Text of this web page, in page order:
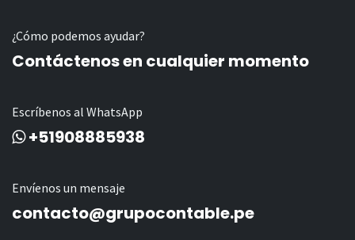
¿Cómo podemos ayudar?
Contáctenos en cualquier momento
Escríbenos al WhatsApp
+51908885938
Envíenos un mensaje
contacto@grupocontable.pe